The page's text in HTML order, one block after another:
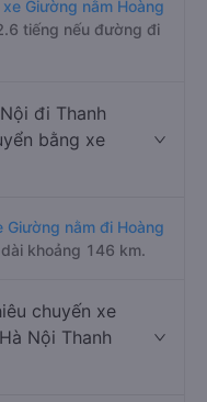
xe Giường nằm Hoàng
tiếng nếu đường đi
đi Thanh
bằng xe
Giường nằm đi Hoàng
khoảng 146 km.
chuyến xe
Nội Thanh